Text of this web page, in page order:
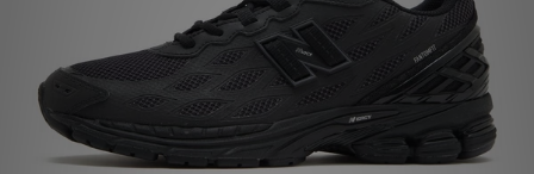
Voetbal
Sports